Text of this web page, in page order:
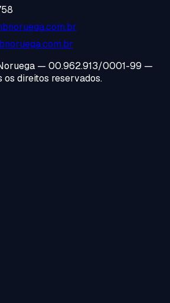
— 00.962.913/0001-99 —
os direitos reservados.